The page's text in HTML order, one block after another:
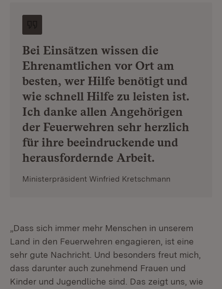
Bei Einsätzen wissen die
Ehrenamtlichen vor Ort am
besten, wer Hilfe benötigt und
wie schnell Hilfe zu leisten ist.
Ich danke allen Angehörigen
der Feuerwehren sehr herzlich
für ihre beeindruckende und
herausfordernde Arbeit.
Ministerpräsident Winfried Kretschmann
„Dass sich immer mehr Menschen in unserem
Land in den Feuerwehren engagieren, ist eine
sehr gute Nachricht. Und besonders freut mich,
dass darunter auch zunehmend Frauen und
Kinder und Jugendliche sind. Das zeigt uns, wie